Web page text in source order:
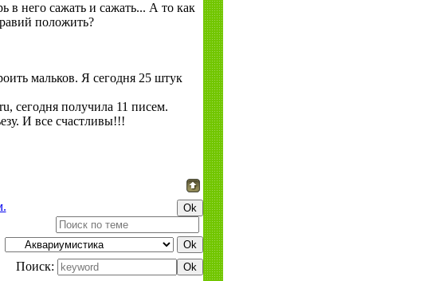
в него сажать и сажать... А то как
положить?
мальков. Я сегодня 25 штук
сегодня получила 11 писем.
И все счастливы!!!
Поиск: